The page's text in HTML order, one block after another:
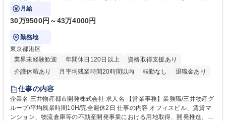
ます。
月給
30万9500円～43万4000円
勤務地
東京都港区
業界未経験歓迎
年間休日120日以上
資格取得支援あり
介護休暇あり
月平均残業時間20時間以内 転勤なし
退職金あり
在宅OK
賞与あり
駅近5分以内
土日祝休み 寮・社宅あり
仕事の内容
企業名 三井物産都市開発株式会社 求人名 【営業事務】業務職/三井物産グ
ループ/平均残業時間10H/完全週休2日 仕事の内容 オフィスビル、賃貸マ
ンション、物流倉庫等の不動産開発事業における用地取得、開発推進、賃